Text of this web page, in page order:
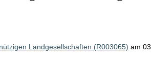
Landgesellschaften (R003065) am